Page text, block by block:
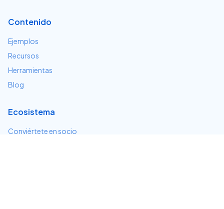
Contenido
Ejemplos
Recursos
Herramientas
Blog
Ecosistema
Conviértete en socio